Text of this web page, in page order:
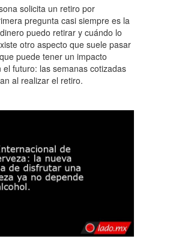
solicita un retiro por
pregunta casi siempre es la
puedo retirar y cuándo lo
otro aspecto que suele pasar
puede tener un impacto
el futuro: las semanas cotizadas
al realizar el retiro.